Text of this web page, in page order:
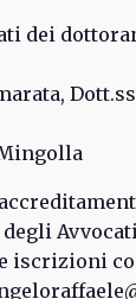
dei
iscrizioni